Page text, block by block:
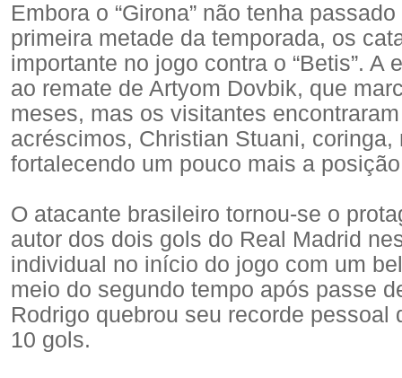
Embora o “Girona” não tenha
primeira metade da temporada, os
importante no jogo contra o “Betis”.
ao remate de Artyom Dovbik, que
meses, mas os visitantes
acréscimos, Christian Stuani,
fortalecendo um pouco mais a
O atacante brasileiro tornou-se o
autor dos dois gols do Real Madrid
individual no início do jogo com um
meio do segundo tempo após passe
Rodrigo quebrou seu recorde
10 gols.